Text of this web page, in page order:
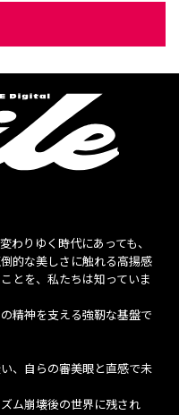
わりゆく時代にあっても、
的な美しさに触れる高揚感
とを、私たちは知っていま
精神を支える強靭な基盤で
、自らの審美眼と直感で未
ム崩壊後の世界に残され